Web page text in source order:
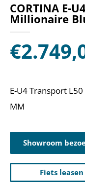
CORTINA E-
Millionaire
€
E-U4 Transport
MM
Showroom
Fiets leasen